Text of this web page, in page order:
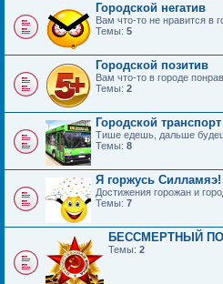
Городской негатив
Вам что-то не нравится в
Темы: 5
Городской позитив
Вам что-то в городе
Темы: 2
Городской транспорт
Тише едешь, дальше
Темы: 8
Я горжусь Силламяэ!
Достижения горожан и
Темы: 7
БЕССМЕРТНЫЙ
Темы: 2